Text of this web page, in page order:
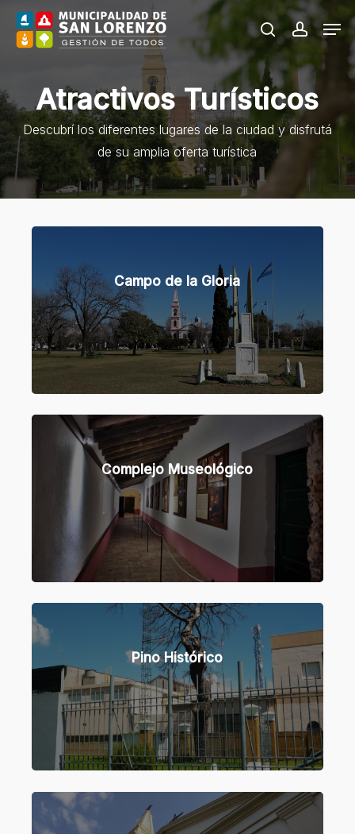
Skip
search
Atractivos Turísticos
Descubrí los diferentes lugares de la ciudad y disfrutá
de su amplia oferta turística
Campo de la Gloria
Complejo Museológico
Learn
more
Pino Histórico
Learn
more
Learn
more